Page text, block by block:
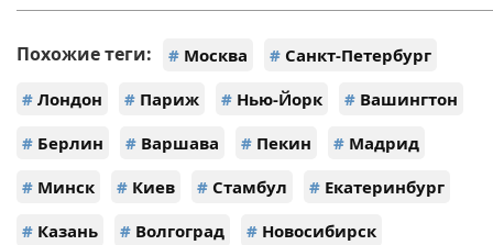
Похожие теги: # Москва # Санкт-Петербург
# Лондон # Париж # Нью-Йорк # Вашингтон
# Берлин # Варшава # Пекин # Мадрид
# Минск # Киев # Стамбул # Екатеринбург
# Казань # Волгоград # Новосибирск